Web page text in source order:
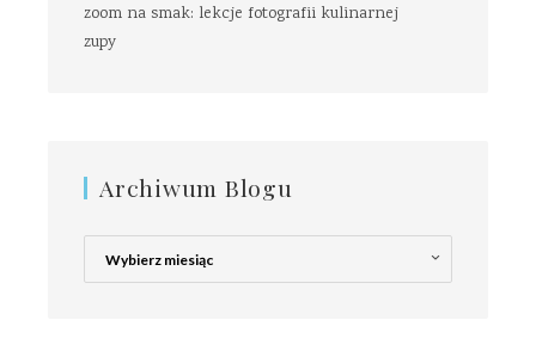
zoom na smak: lekcje fotografii kulinarnej
zupy
Archiwum Blogu
Archiwum
Blogu